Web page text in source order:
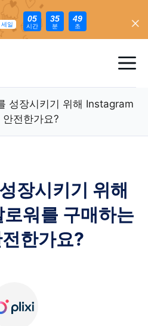
일
05
시간
35
분
47
초
메
성장시키기 위해 Instagram
전한가요?
장시키기 위해
워를 구매하는
한가요?